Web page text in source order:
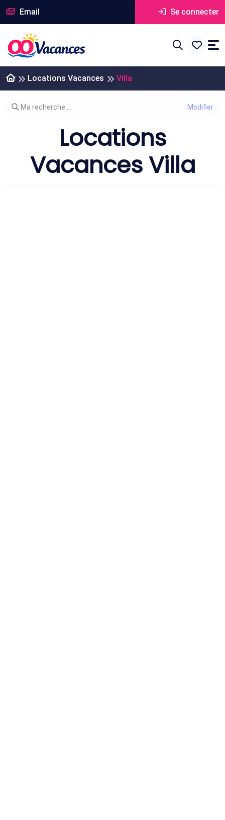
Email Se connecter
Locations Vacances Villa
Modifier votre recherche
Ma recherche ...
Locations
Vacances Villa